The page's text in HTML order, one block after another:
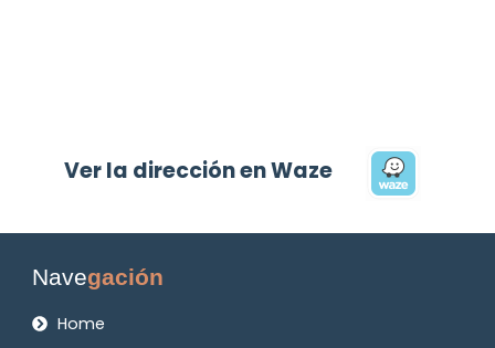
Ver la dirección en Waze
Navegación
Home